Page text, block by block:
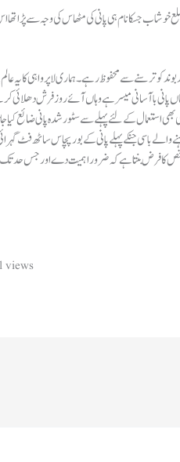
جسکا نام ہی پانی کی مٹھاس کی وجہ سے پڑا تھا اس
کو ترسنے سے محفوظ رہے۔ہماری لاپرواہی کا یہ
باآسانی میسر ہے وہاں آئے روز فرش دھلائی
کے لئے پہلے سے سٹور شدہ پانی ضائع کیا
باسی جنکے پہلے پانی کے بور پچاس ساٹھ فٹ
شخص کا فرض بنتا ہے کہ ضرور اہمیت دے اور جس حد
views